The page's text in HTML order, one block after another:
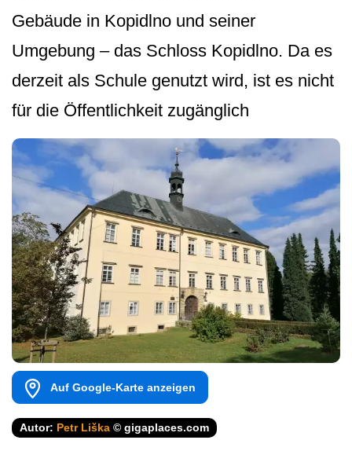
Gebäude in Kopidlno und seiner
Umgebung – das Schloss Kopidlno. Da es
derzeit als Schule genutzt wird, ist es nicht
für die Öffentlichkeit zugänglich
Auf Google-Karte anzeigen
Autor: Petr Liška © gigaplaces.com